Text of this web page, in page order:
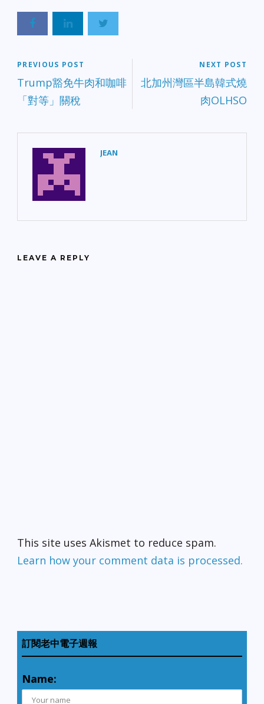
PREVIOUS POST
Trump豁免牛肉和咖啡
「對等」關稅
NEXT POST
北加州灣區半島韓式燒
肉OLHSO
JEAN
LEAVE A REPLY
This site uses Akismet to reduce spam.
Learn how your comment data is processed.
訂閱老中電子週報
Name: